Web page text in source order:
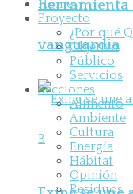
herramienta
vanguardia
Home
Proyecto
¿Por qué
Objetivo
Público
Servicios
Secciones
Alimento
Ambiente
Cultura
Energía
Hábitat
Opinión
Residuos